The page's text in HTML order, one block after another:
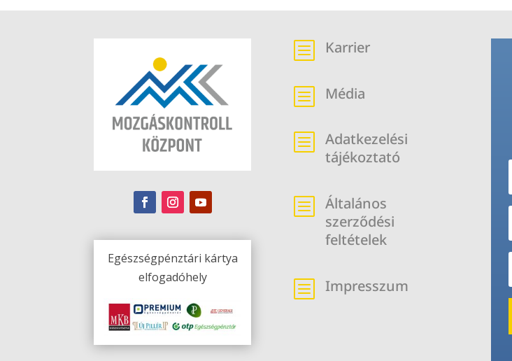
Egészségpénztári kártya
elfogadóhely
b Karrier
b Média
b
Adatkezelési
tájékoztató
b
Általános
szerződési
feltételek
b Impresszum